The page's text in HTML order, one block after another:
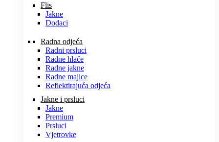
Flis
Jakne
Dodaci
Radna odjeća
Radni prsluci
Radne hlače
Radne jakne
Radne majice
Reflektirajuća odjeća
Jakne i prsluci
Jakne
Premium
Prsluci
Vjetrovke